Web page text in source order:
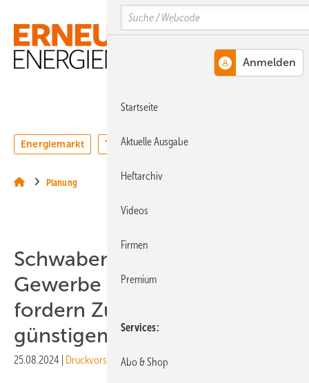
Hauptinhalt
Hauptmenü
SiteSearch
MENÜ
Energiemarkt Technologie Webinare
Planung
Schwabens Industrie,
Gewerbe und Konzerne
fordern Zugang zu
günstigem Windstrom
25.08.2024 Druckvorschau
Search
Startseite
Aktuelle Ausgabe
Heftarchiv
Videos
Firmen
Premium
Services
Abo & Shop